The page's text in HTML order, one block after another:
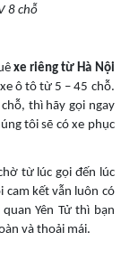
8 chỗ
xe riêng từ Hà Nội
ô tô từ 5 – 45 chỗ.
thì hãy gọi ngay
tôi sẽ có xe phục
từ lúc gọi đến lúc
cam kết vẫn luôn có
Yên Tử thì bạn
và thoải mái.